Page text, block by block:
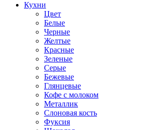
Кухни
Цвет
Белые
Черные
Желтые
Красные
Зеленые
Серые
Бежевые
Глянцевые
Кофе с молоком
Металлик
Слоновая кость
Фуксия